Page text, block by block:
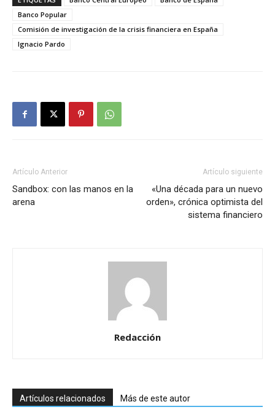
Banco Popular
Comisión de investigación de la crisis financiera en España
Ignacio Pardo
Artículo Anterior
Sandbox: con las manos en la
arena
Artículo siguiente
«Una década para un nuevo
orden», crónica optimista del
sistema financiero
Redacción
Artículos relacionados Más de este autor